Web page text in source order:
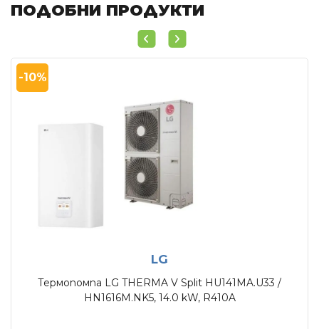
ПОДОБНИ ПРОДУКТИ
-10%
LG
Термопомпа LG THERMA V Split HU141MA.U33 /
HN1616M.NK5, 14.0 kW, R410A